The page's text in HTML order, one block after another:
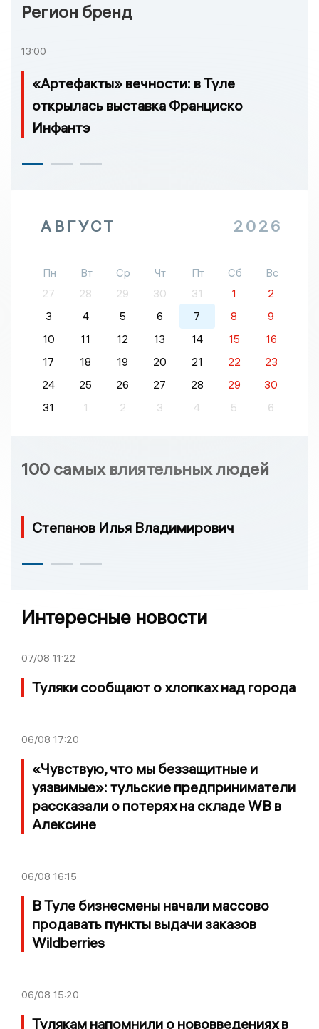
Регион бренд
13:00
«Артефакты» вечности: в Туле
открылась выставка Франциско
Инфантэ
АВГУСТ 2026
Пн Вт Ср Чт Пт Сб
Вс
27
28 29 30 31 1
2
3
4 5 6 7 8
9
10
11 12 13 14 15
16
17
18 19 20 21 22
23
24
25 26 27 28 29
30
31
1 2 3 4 5 6
100 самых влиятельных людей
Степанов Илья Владимирович
Интересные новости
07/08 11:22
Туляки сообщают о хлопках над города
06/08 17:20
«Чувствую, что мы беззащитные и
уязвимые»: тульские предприниматели
рассказали о потерях на складе WB в
Алексине
06/08 16:15
В Туле бизнесмены начали массово
продавать пункты выдачи заказов
Wildberries
06/08 15:20
Тулякам напомнили о нововведениях в